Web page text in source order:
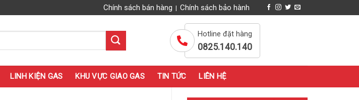
Chính sách bán hàng Chính sách bảo hành
Hotline đặt hàng
0825.140.140
LINH KIỆN GAS KHU VỰC GIAO GAS TIN TỨC LIÊN HỆ